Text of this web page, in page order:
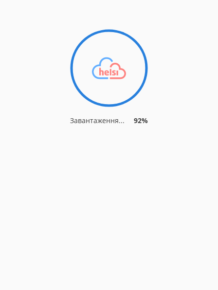
Завантаження... 92%